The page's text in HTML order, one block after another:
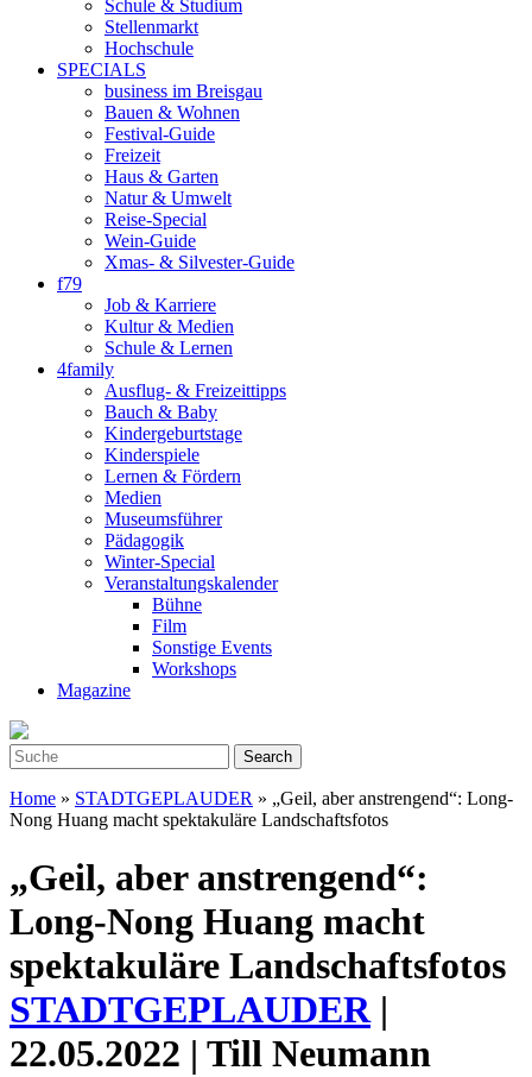
Schule & Studium
Stellenmarkt
Hochschule
SPECIALS
business im Breisgau
Bauen & Wohnen
Festival-Guide
Freizeit
Haus & Garten
Natur & Umwelt
Reise-Special
Wein-Guide
Xmas- & Silvester-Guide
f79
Job & Karriere
Kultur & Medien
Schule & Lernen
4family
Ausflug- & Freizeittipps
Bauch & Baby
Kindergeburtstage
Kinderspiele
Lernen & Fördern
Medien
Museumsführer
Pädagogik
Winter-Special
Veranstaltungskalender
Bühne
Film
Sonstige Events
Workshops
Magazine
Home » STADTGEPLAUDER » „Geil, aber anstrengend“: Long-
Nong Huang macht spektakuläre Landschaftsfotos
„Geil, aber anstrengend“:
Long-Nong Huang macht
spektakuläre Landschaftsfotos
STADTGEPLAUDER|
22.05.2022 | Till Neumann